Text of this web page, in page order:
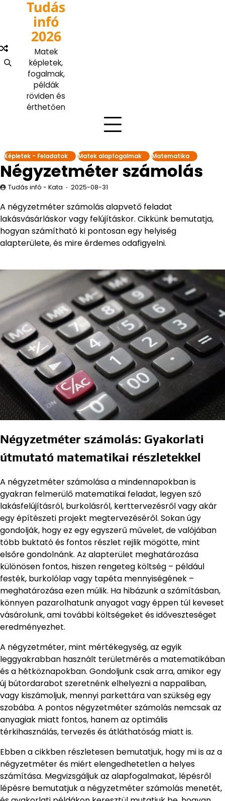
Tudás
infó
2026
Matek
képletek,
fogalmak,
példák
röviden és
érthetően
Képletek - Feladatok Matek alapfogalmak Matematika
Négyzetméter számolás
Tudás infó - Kata 2025-08-31
A négyzetméter számolás alapvető feladat
lakásvásárláskor vagy felújításkor. Cikkünk bemutatja,
hogyan számítható ki pontosan egy helyiség
alapterülete, és mire érdemes odafigyelni.
Négyzetméter számolás: Gyakorlati
útmutató matematikai részletekkel
A négyzetméter számolása a mindennapokban is
gyakran felmerülő matematikai feladat, legyen szó
lakásfelújításról, burkolásról, kerttervezésről vagy akár
egy építészeti projekt megtervezéséről. Sokan úgy
gondolják, hogy ez egy egyszerű művelet, de valójában
több buktató és fontos részlet rejlik mögötte, mint
elsőre gondolnánk. Az alapterület meghatározása
különösen fontos, hiszen rengeteg költség – például
festék, burkolólap vagy tapéta mennyiségének –
meghatározása ezen múlik. Ha hibázunk a számításban,
könnyen pazarolhatunk anyagot vagy éppen túl keveset
vásárolunk, ami további költségeket és időveszteséget
eredményezhet.
A négyzetméter, mint mértékegység, az egyik
leggyakrabban használt területmérés a matematikában
és a hétköznapokban. Gondoljunk csak arra, amikor egy
új bútordarabot szeretnénk elhelyezni a nappaliban,
vagy kiszámoljuk, mennyi parkettára van szükség egy
szobába. A pontos négyzetméter számolás nemcsak az
anyagiak miatt fontos, hanem az optimális
térkihasználás, tervezés és átláthatóság miatt is.
Ebben a cikkben részletesen bemutatjuk, hogy mi is az a
négyzetméter és miért elengedhetetlen a helyes
számítása. Megvizsgáljuk az alapfogalmakat, lépésről
lépésre bemutatjuk a négyzetméter számolás menetét,